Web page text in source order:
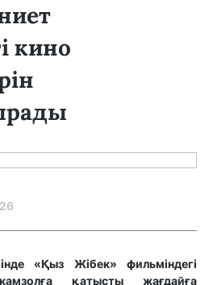
кино
«Қыз Жібек» фильміндегі
қатысты жағдайға